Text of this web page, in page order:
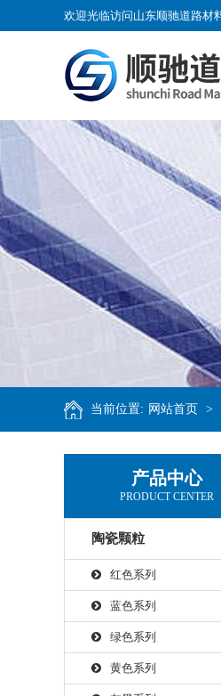
欢迎光临访问山东顺驰道路材
当前位置: 网站首页 >
产品中心
PRODUCT CENTER
陶瓷颗粒
红色系列
蓝色系列
绿色系列
黄色系列